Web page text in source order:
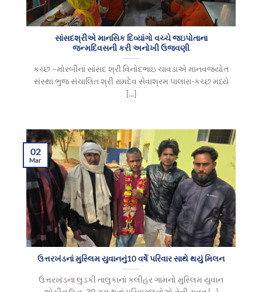
સાંસદશ્રીએ માનસિક દિવ્યાંગો વચ્ચે જઇપોતાના
જન્મદિવસની કરી અનોખી ઉજવણી
કચ્છ –મોરબીનાં સાંસદ શ્રી વિનોદભાઇ ચાવડાએ માનવજ્યોત
સંસ્થા ભુજ સંચાલિત શ્રી રામદેવ સેવાશ્રમ પાલારા-કચ્છ મધ્યે
[...]
ઉત્તરખંડનાં મુસ્લિમ યુવાનનું10 વર્ષે પરિવાર સાથે થયું મિલન
ઉત્તરખંડના લુડકી તાલુકાનાં કલીહર ગામનો મુસ્લિમ યુવાન
02
Mar